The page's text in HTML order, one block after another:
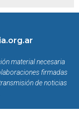
material necesaria
firmadas
de noticias